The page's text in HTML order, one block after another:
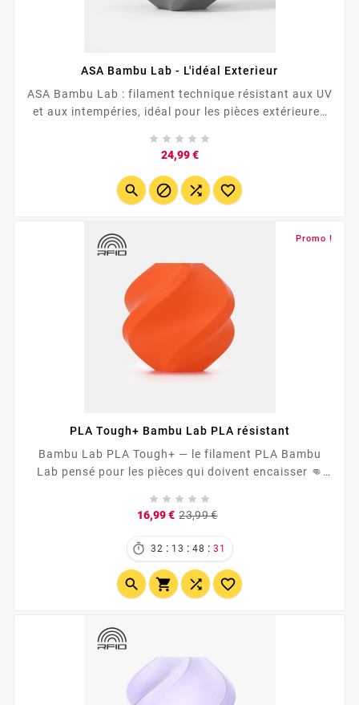
ASA Bambu Lab - L'idéal Exterieur
ASA Bambu Lab : filament technique résistant aux UV
et aux intempéries, idéal pour les pièces extérieures
    
24,99 €Prix
   
Promo !
PLA Tough+ Bambu Lab PLA résistant
Bambu Lab PLA Tough+ — le filament PLA Bambu
Lab pensé pour les pièces qui doivent encaisser 👊
    
16,99 € 23,99 €
base
 32 : 13 : 48 : 30
   